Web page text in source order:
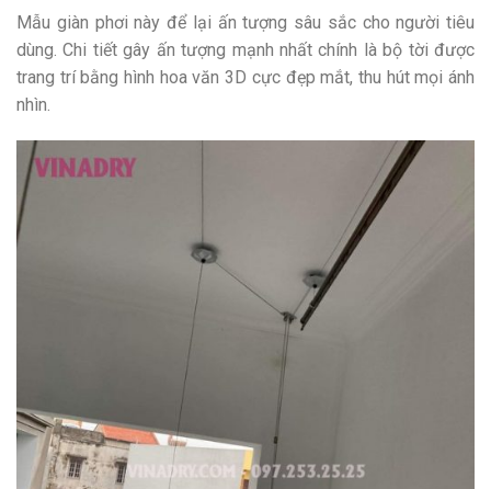
Mẫu giàn phơi này để lại ấn tượng sâu sắc cho người tiêu
dùng. Chi tiết gây ấn tượng mạnh nhất chính là bộ tời được
trang trí bằng hình hoa văn 3D cực đẹp mắt, thu hút mọi ánh
nhìn.